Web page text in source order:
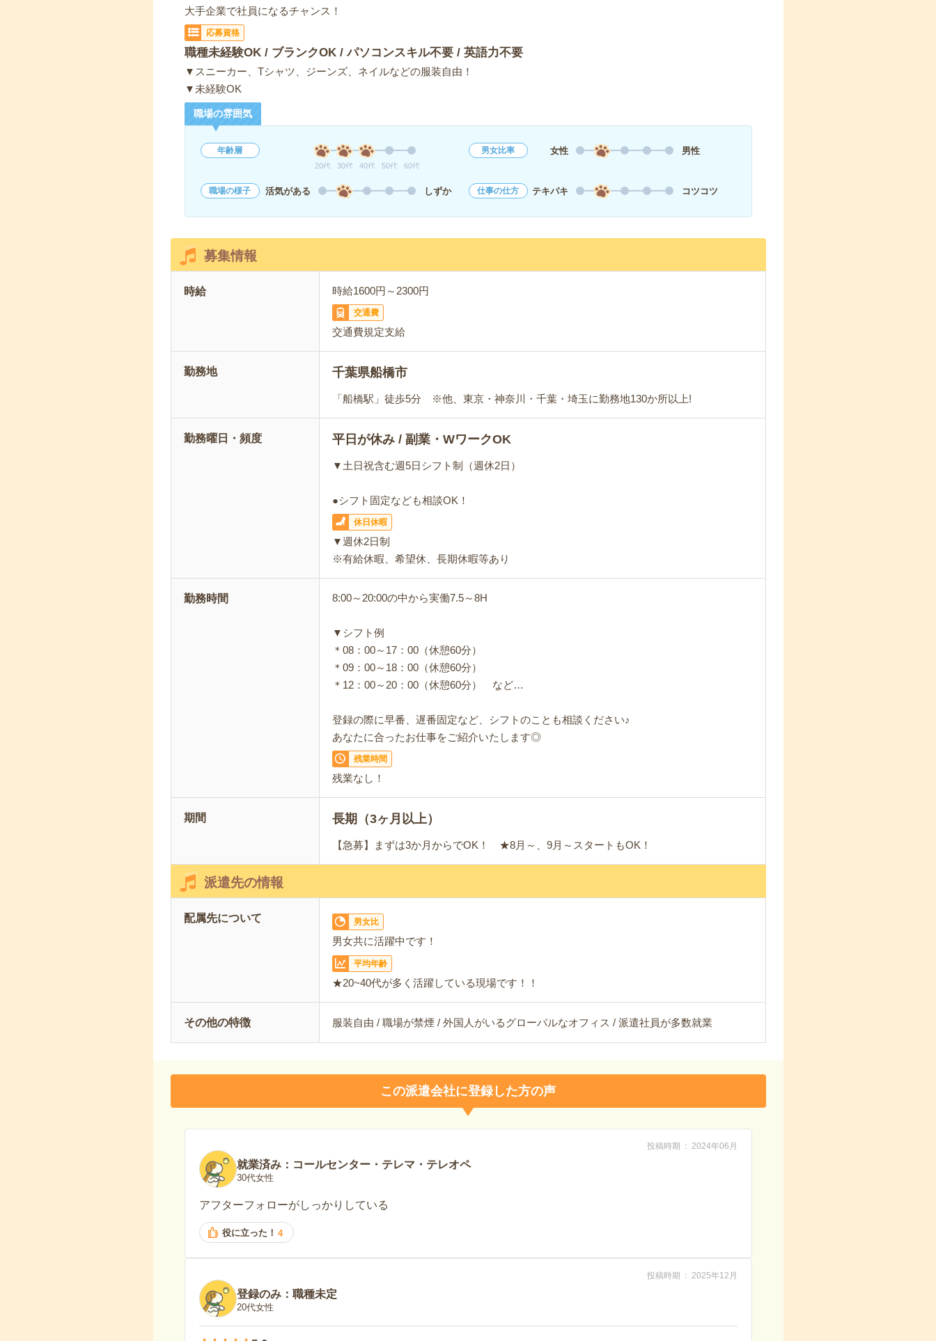
大手企業で社員になるチャンス！
応募資格
職種未経験OK / ブランクOK / パソコンスキル不要 / 英語力不要
▼スニーカー、Tシャツ、ジーンズ、ネイルなどの服装自由！
▼未経験OK
職場の雰囲気
年齢層
20代 30代 40代 50代 60代
男女比率 女性 男性
職場の様子 活気がある しずか 仕事の仕方 テキパキ コツコツ
募集情報
時給 時給1600円～2300円
交通費
交通費規定支給
勤務地 千葉県船橋市
「船橋駅」徒歩5分 ※他、東京・神奈川・千葉・埼玉に勤務地130か所以上!
勤務曜日・頻度 平日が休み / 副業・WワークOK
▼土日祝含む週5日シフト制（週休2日）
●シフト固定なども相談OK！
休日休暇
▼週休2日制
※有給休暇、希望休、長期休暇等あり
勤務時間 8:00～20:00の中から実働7.5～8H
▼シフト例
＊08：00～17：00（休憩60分）
＊09：00～18：00（休憩60分）
＊12：00～20：00（休憩60分） など…
登録の際に早番、遅番固定など、シフトのことも相談ください♪
あなたに合ったお仕事をご紹介いたします◎
残業時間
残業なし！
期間 長期（3ヶ月以上）
【急募】まずは3か月からでOK！ ★8月～、9月～スタートもOK！
派遣先の情報
配属先について 男女比
男女共に活躍中です！
平均年齢
★20~40代が多く活躍している現場です！！
その他の特徴 服装自由 / 職場が禁煙 / 外国人がいるグローバルなオフィス / 派遣社員が多数就業
この派遣会社に登録した方の声
投稿時期 2024年06月
就業済み：コールセンター・テレマ・テレオペ
30代女性
アフターフォローがしっかりしている
役に立った！ 4
投稿時期 2025年12月
登録のみ：職種未定
20代女性